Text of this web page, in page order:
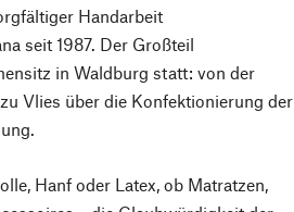
Handarbeit
seit 1987. Der Großteil
in Waldburg statt: von der
Vlies über die Konfektionierung der
Hanf oder Latex, ob Matratzen,